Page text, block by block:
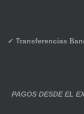
✔ Transferencias
PAGOS DESDE EL